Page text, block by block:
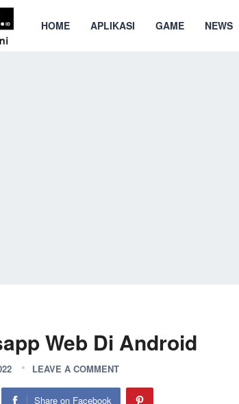
HOME APLIKASI GAME NEWS
Web Di Android
LEAVE A COMMENT
Share on Facebook